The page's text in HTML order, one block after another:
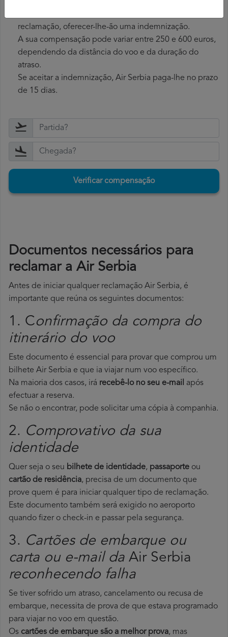
reclamação, oferecer-lhe-ão uma indemnização.
A sua compensação pode variar entre 250 e 600 euros,
dependendo da distância do voo e da duração do
atraso.
Se aceitar a indemnização, Air Serbia paga-lhe no prazo
de 15 dias.
Verificar compensação
Documentos necessários para
reclamar a Air Serbia
Antes de iniciar qualquer reclamação Air Serbia, é
importante que reúna os seguintes documentos:
1. Confirmação da compra do
itinerário do voo
Este documento é essencial para provar que comprou um
bilhete Air Serbia e que ia viajar num voo específico.
Na maioria dos casos, irá recebê-lo no seu e-mail após
efectuar a reserva.
Se não o encontrar, pode solicitar uma cópia à companhia.
2. Comprovativo da sua
identidade
Quer seja o seu bilhete de identidade, passaporte ou
cartão de residência, precisa de um documento que
prove quem é para iniciar qualquer tipo de reclamação.
Este documento também será exigido no aeroporto
quando fizer o check-in e passar pela segurança.
3. Cartões de embarque ou
carta ou e-mail da Air Serbia
reconhecendo falha
Se tiver sofrido um atraso, cancelamento ou recusa de
embarque, necessita de prova de que estava programado
para viajar no voo em questão.
Os cartões de embarque são a melhor prova, mas